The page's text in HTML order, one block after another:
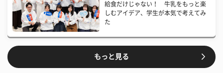
給食だけじゃない！ 牛乳をもっと楽
しむアイデア、学生が本気で考えてみ
た
もっと見る